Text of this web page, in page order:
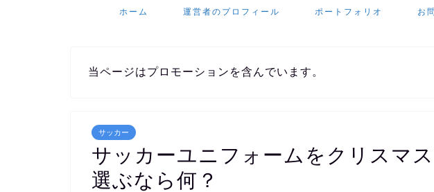
ホーム 運営者のプロフィール ポートフォリオ お
当ページはプロモーションを含んでいます。
サッカー
サッカーユニフォームをクリスマ
選ぶなら何？